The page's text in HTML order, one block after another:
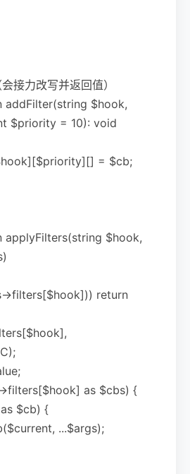
接力改写并返回值）
addFilter(string $hook,
$priority = 10): void
= $cb;
applyFilters(string $hook,
>filters[$hook])) return
as $cbs) {
$cb) {
...$args);